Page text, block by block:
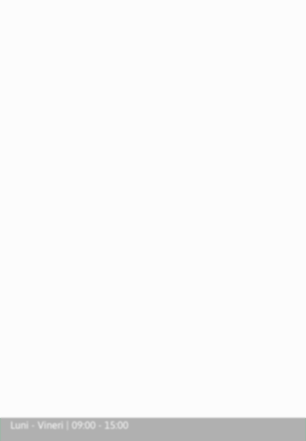
Luni - Vineri | 09:00 - 15:00